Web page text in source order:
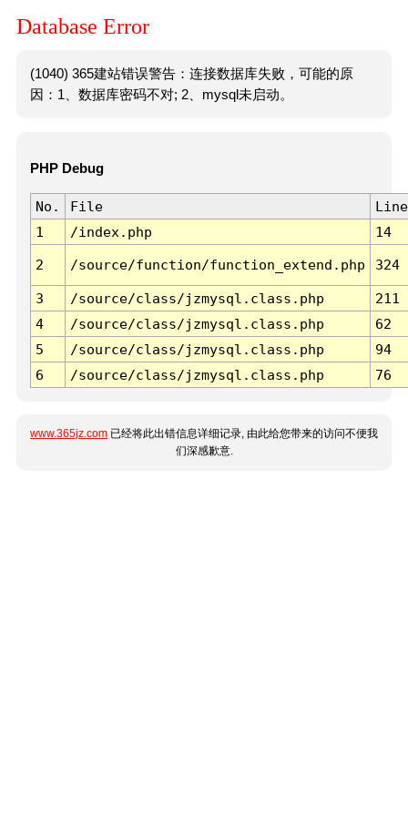
Database Error
(1040) 365建站错误警告：连接数据库失败，可能的原
因：1、数据库密码不对; 2、mysql未启动。
PHP Debug
No. File
Line
1
/index.php 14
2 /source/function/function_extend.php 324
3 /source/class/jzmysql.class.php
211
4
/source/class/jzmysql.class.php
62
5
/source/class/jzmysql.class.php
94
6
/source/class/jzmysql.class.php 76
www.365jz.com 已经将此出错信息详细记录, 由此给您带来的访问不便我
们深感歉意.